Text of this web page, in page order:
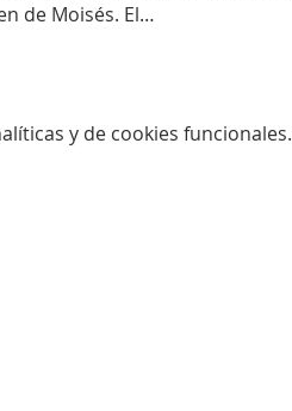
de Moisés. El…
y de cookies funcionales.